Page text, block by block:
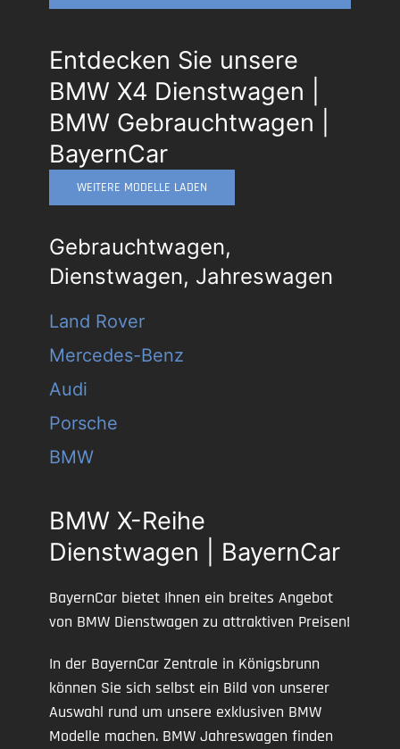
Entdecken Sie unsere
BMW X4 Dienstwagen |
BMW Gebrauchtwagen |
BayernCar
WEITERE MODELLE LADEN
Gebrauchtwagen,
Dienstwagen, Jahreswagen
Land Rover
Mercedes-Benz
Audi
Porsche
BMW
BMW X-Reihe
Dienstwagen | BayernCar
BayernCar bietet Ihnen ein breites Angebot
von BMW Dienstwagen zu attraktiven Preisen!
In der BayernCar Zentrale in Königsbrunn
können Sie sich selbst ein Bild von unserer
Auswahl rund um unsere exklusiven BMW
Modelle machen. BMW Jahreswagen finden